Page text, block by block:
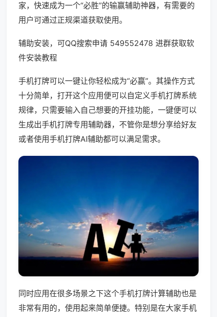
家，快速成为一个“必胜”的输赢辅助神器，有需要的
用户可通过正规渠道获取使用。
辅助安装，可QQ搜索申请 549552478 进群获取软
件安装教程
手机打牌可以一键让你轻松成为“必赢”。其操作方式
十分简单，打开这个应用便可以自定义手机打牌系统
规律，只需要输入自己想要的开挂功能，一键便可以
生成出手机打牌专用辅助器，不管你是想分享给好友
或者使用手机打牌AI辅助都可以满足需求。
同时应用在很多场景之下这个手机打牌计算辅助也是
非常有用的，使用起来简单便捷。特别是在大家手机